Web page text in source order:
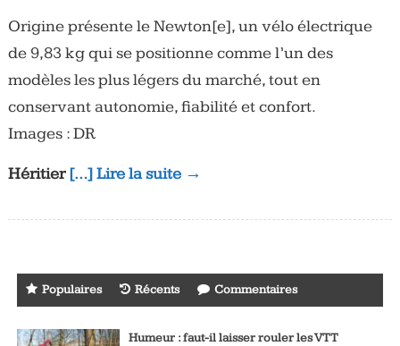
Origine présente le Newton[e], un vélo électrique
de 9,83 kg qui se positionne comme l’un des
modèles les plus légers du marché, tout en
conservant autonomie, fiabilité et confort.
Images : DR
Héritier[…] Lire la suite →
Populaires Récents Commentaires
Humeur : faut-il laisser rouler les VTT